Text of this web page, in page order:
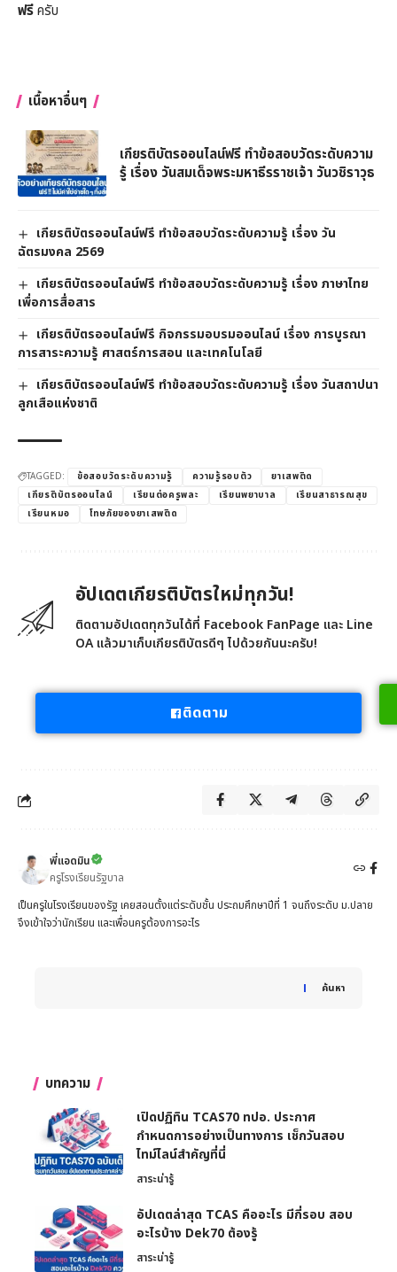
ฟรีครับ
เนื้อหาอื่นๆ
เกียรติบัตรออนไลน์ฟรี ทำข้อสอบวัดระดับความ
รู้ เรื่อง วันสมเด็จพระมหาธีรราชเจ้า วันวชิราวุธ
เกียรติบัตรออนไลน์ฟรี ทำข้อสอบวัดระดับความรู้ เรื่อง วัน
ฉัตรมงคล 2569
เกียรติบัตรออนไลน์ฟรี ทำข้อสอบวัดระดับความรู้ เรื่อง ภาษาไทย
เพื่อการสื่อสาร
เกียรติบัตรออนไลน์ฟรี กิจกรรมอบรมออนไลน์ เรื่อง การบูรณา
การสาระความรู้ ศาสตร์การสอน และเทคโนโลยี
เกียรติบัตรออนไลน์ฟรี ทำข้อสอบวัดระดับความรู้ เรื่อง วันสถาปนา
ลูกเสือแห่งชาติ
TAGGED: ข้อสอบวัดระดับความรู้ ความรู้รอบตัว
ยาเสพติด
เกียรติบัตรออนไลน์
เรียนต่อครูพละ เรียนพยาบาล
เรียนสาธารณสุข
เรียนหมอ
โทษภัยของยาเสพติด
อัปเดตเกียรติบัตรใหม่ทุกวัน!
ติดตามอัปเดตทุกวันได้ที่ Facebook FanPage และ Line
OA แล้วมาเก็บเกียรติบัตรดีๆ ไปด้วยกันนะครับ!
ติดตาม
พี่แอดมิน
ครูโรงเรียนรัฐบาล
เป็นครูในโรงเรียนของรัฐ เคยสอนตั้งแต่ระดับชั้น ประถมศึกษาปีที่ 1 จนถึงระดับ ม.ปลาย
จึงเข้าใจว่านักเรียน และเพื่อนครูต้องการอะไร
ค้นหา
When autocomplete results are available use up and
บทความ
เปิดปฏิทิน TCAS70 ทปอ. ประกาศ
กำหนดการอย่างเป็นทางการ เช็กวันสอบ
ไทม์ไลน์สำคัญที่นี่
สาระน่ารู้
อัปเดตล่าสุด TCAS คืออะไร มีกี่รอบ สอบ
อะไรบ้าง Dek70 ต้องรู้
สาระน่ารู้